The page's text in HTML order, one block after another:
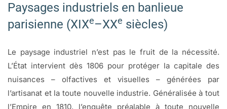
Paysages industriels en banlieue
parisienne (XIXe–XXe siècles)
Le paysage industriel n’est pas le fruit de la nécessité.
L’État intervient dès 1806 pour protéger la capitale des
nuisances – olfactives et visuelles – générées par
l’artisanat et la toute nouvelle industrie. Généralisée à tout
l’Empire en 1810, l’enquête préalable à toute nouvelle